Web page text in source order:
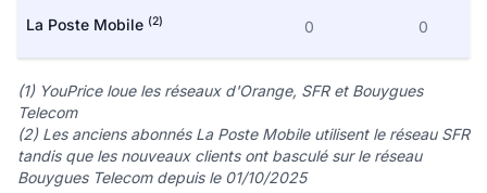
La Poste Mobile (2) 0 0
(1) YouPrice loue les réseaux d'Orange, SFR et Bouygues
Telecom
(2) Les anciens abonnés La Poste Mobile utilisent le réseau SFR
tandis que les nouveaux clients ont basculé sur le réseau
Bouygues Telecom depuis le 01/10/2025